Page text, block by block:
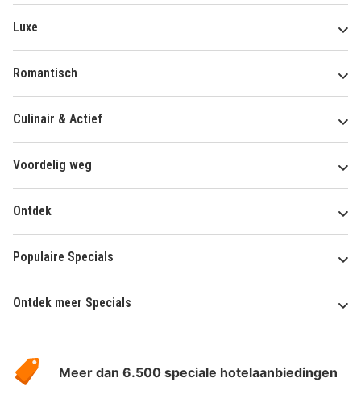
Luxe
Romantisch
Culinair & Actief
Voordelig weg
Ontdek
Populaire Specials
Ontdek meer Specials
HotelSpecials
Meer dan 6.500 speciale hotelaanbiedingen